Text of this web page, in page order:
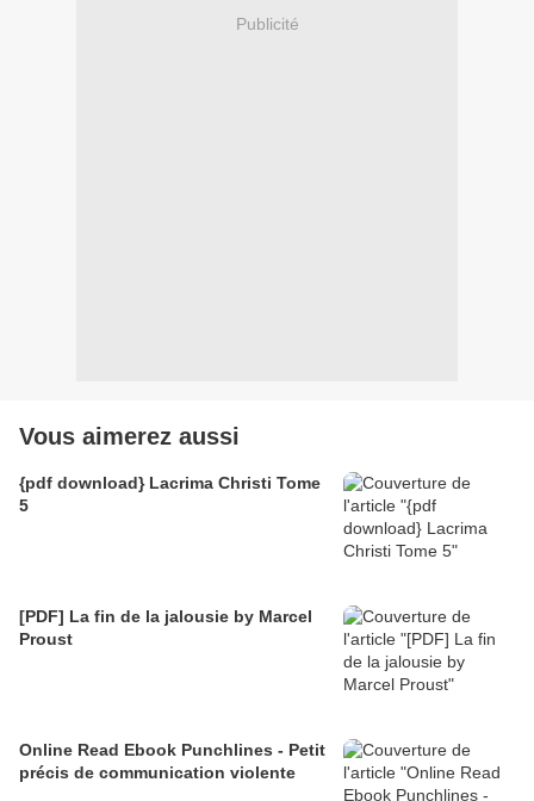
Publicité
Vous aimerez aussi
{pdf download} Lacrima Christi Tome
5
[PDF] La fin de la jalousie by Marcel
Proust
Online Read Ebook Punchlines - Petit
précis de communication violente